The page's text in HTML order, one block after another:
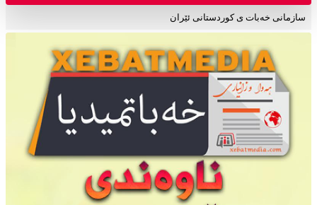
سازمانی خەبات ی کوردستانی ئێران